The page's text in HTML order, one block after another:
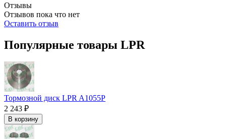
Отзывы
Отзывов пока что нет
Оставить отзыв
Популярные товары LPR
Тормозной диск LPR A1055P
2 243 ₽
В корзину